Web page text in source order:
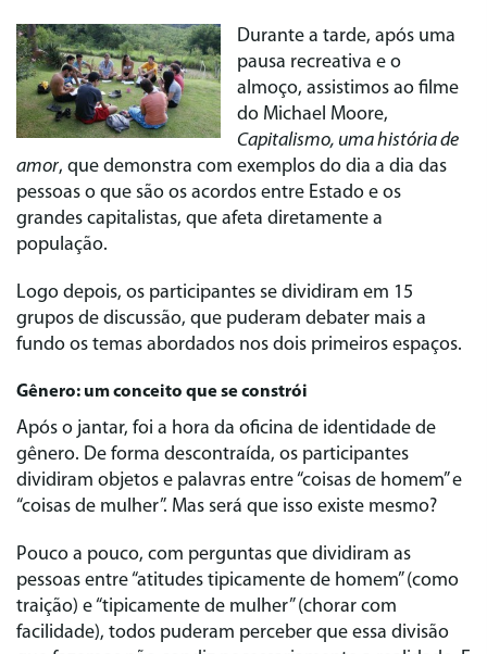
Durante a tarde, após uma
pausa recreativa e o
almoço, assistimos ao filme
do Michael Moore,
Capitalismo, uma história de
amor, que demonstra com exemplos do dia a dia das
pessoas o que são os acordos entre Estado e os
grandes capitalistas, que afeta diretamente a
população.
Logo depois, os participantes se dividiram em 15
grupos de discussão, que puderam debater mais a
fundo os temas abordados nos dois primeiros espaços.
Gênero: um conceito que se constrói
Após o jantar, foi a hora da oficina de identidade de
gênero. De forma descontraída, os participantes
dividiram objetos e palavras entre “coisas de homem” e
“coisas de mulher”. Mas será que isso existe mesmo?
Pouco a pouco, com perguntas que dividiram as
pessoas entre “atitudes tipicamente de homem” (como
traição) e “tipicamente de mulher” (chorar com
facilidade), todos puderam perceber que essa divisão